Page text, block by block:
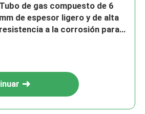
Tubo de gas compuesto de 6
mm de espesor ligero y de alta
resistencia a la corrosión para